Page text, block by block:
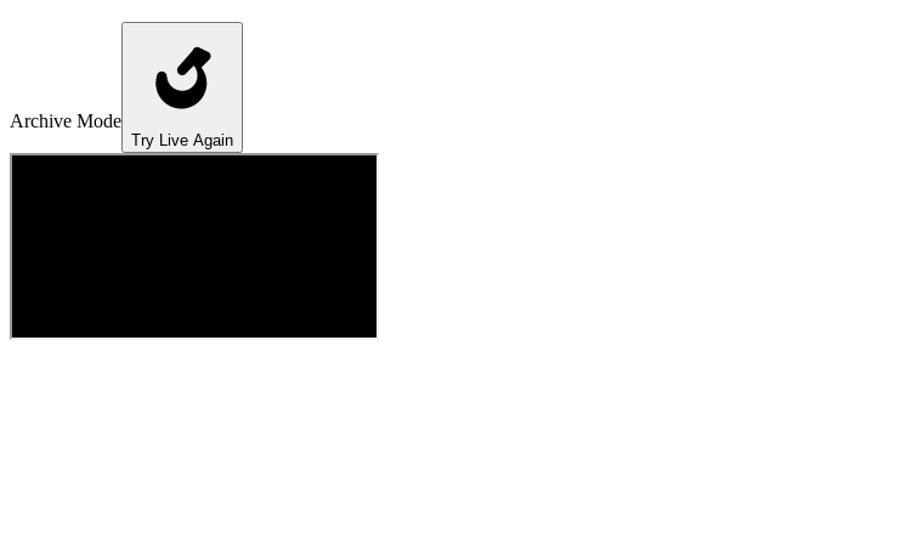
Archive Mode
Try Live Again